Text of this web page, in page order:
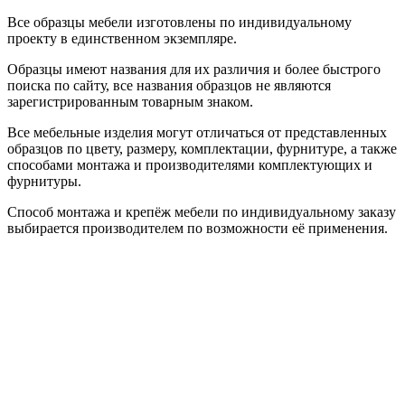
Все образцы мебели изготовлены по индивидуальному
проекту в единственном экземпляре.
Образцы имеют названия для их различия и более быстрого
поиска по сайту, все названия образцов не являются
зарегистрированным товарным знаком.
Все мебельные изделия могут отличаться от представленных
образцов по цвету, размеру, комплектации, фурнитуре, а также
способами монтажа и производителями комплектующих и
фурнитуры.
Способ монтажа и крепёж мебели по индивидуальному заказу
выбирается производителем по возможности её применения.